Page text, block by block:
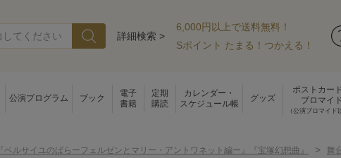
詳細検索 >
6,000円以上で送料無料！
Sポイント たまる！つかえる！
公演プログラム ブック
電子
書籍
定期
購読
カレンダー・
スケジュール帳
グッズ
ポストカー
ブロマイ
（公演ブロマイド
『ベルサイユのばらーフェルゼンとマリー・アントワネット編ー』『宝塚幻想曲』 > 舞